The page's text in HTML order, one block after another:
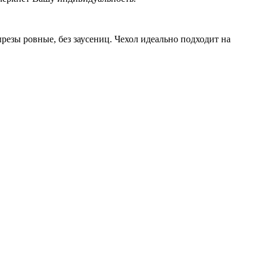
ровные, без заусениц. Чехол идеально подходит на